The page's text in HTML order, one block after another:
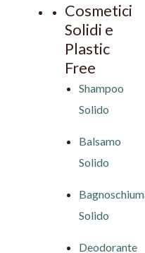
Cosmetici
Solidi e
Plastic
Free
Shampoo
Solido
Balsamo
Solido
Solido
Deodorante